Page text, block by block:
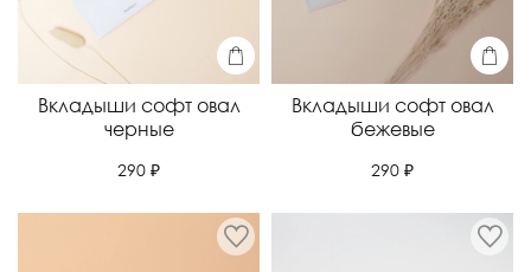
Вкладыши софт овал
черные
290 ₽
Вкладыши софт овал
бежевые
290 ₽